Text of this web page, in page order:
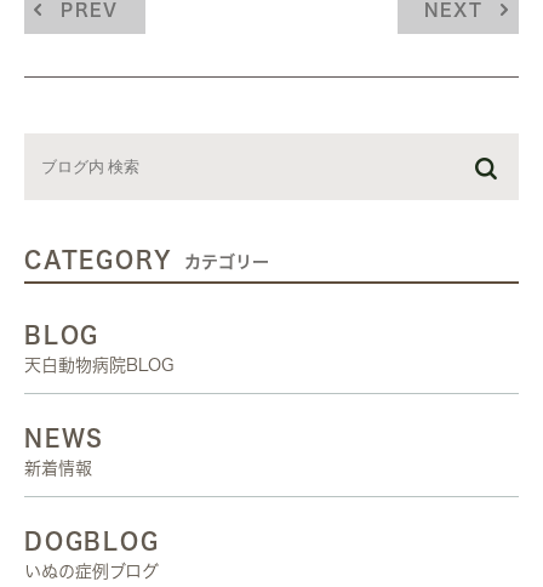
PREV NEXT
CATEGORY カテゴリー
BLOG
天白動物病院BLOG
NEWS
新着情報
DOGBLOG
いぬの症例ブログ